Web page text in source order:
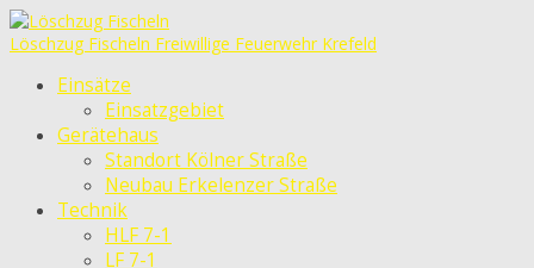
Löschzug Fischeln Freiwillige Feuerwehr Krefeld
Einsätze
Einsatzgebiet
Gerätehaus
Standort Kölner Straße
Neubau Erkelenzer Straße
Technik
HLF 7-1
LF 7-1